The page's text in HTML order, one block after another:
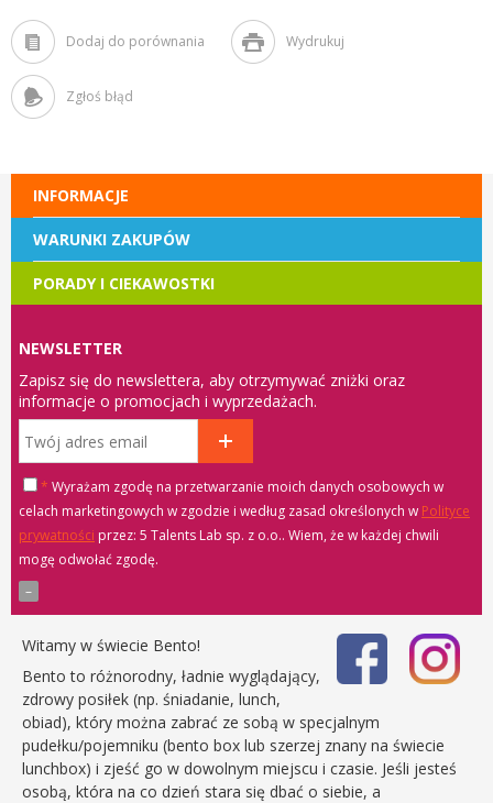
Dodaj do porównania Wydrukuj
Zgłoś błąd
INFORMACJE
WARUNKI ZAKUPÓW
PORADY I CIEKAWOSTKI
NEWSLETTER
Zapisz się do newslettera, aby otrzymywać zniżki oraz
informacje o promocjach i wyprzedażach.
* Wyrażam zgodę na przetwarzanie moich danych osobowych w
celach marketingowych w zgodzie i według zasad określonych w Polityce
prywatności
przez: 5 Talents Lab sp. z o.o.. Wiem, że w każdej chwili
mogę odwołać zgodę.
Witamy w świecie Bento!
Bento to różnorodny, ładnie wyglądający,
zdrowy posiłek (np. śniadanie, lunch,
obiad), który można zabrać ze sobą w specjalnym
pudełku/pojemniku (bento box lub szerzej znany na świecie
lunchbox) i zjeść go w dowolnym miejscu i czasie. Jeśli jesteś
osobą, która na co dzień stara się dbać o siebie, a